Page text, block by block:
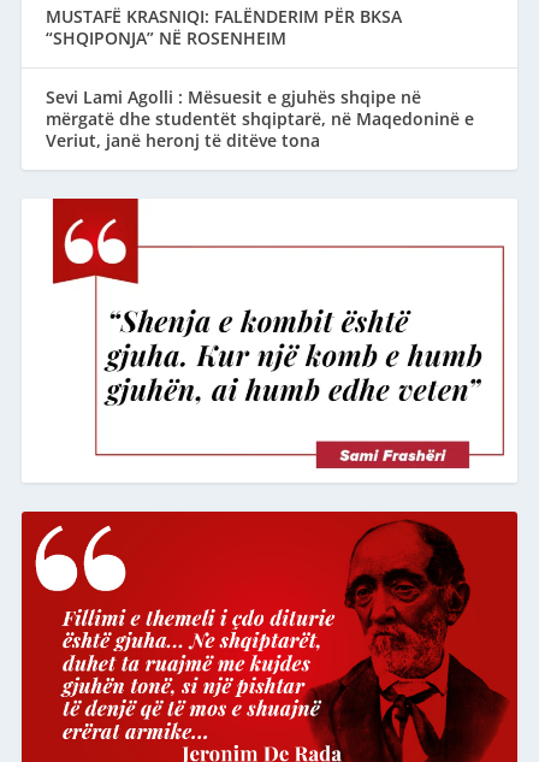
MUSTAFË KRASNIQI: FALËNDERIM PËR BKSA
“SHQIPONJA” NË ROSENHEIM
Sevi Lami Agolli : Mësuesit e gjuhës shqipe në
mërgatë dhe studentët shqiptarë, në Maqedoninë e
Veriut, janë heronj të ditëve tona